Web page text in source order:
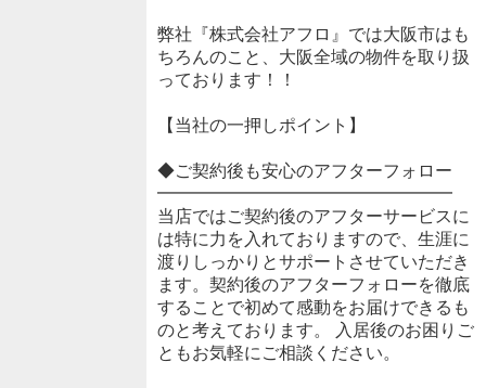
弊社『株式会社アフロ』では大阪市はも
ちろんのこと、大阪全域の物件を取り扱
っております！！
【当社の一押しポイント】
◆ご契約後も安心のアフターフォロー
━━━━━━━━━━━━━━━━━
当店ではご契約後のアフターサービスに
は特に力を入れておりますので、生涯に
渡りしっかりとサポートさせていただき
ます。契約後のアフターフォローを徹底
することで初めて感動をお届けできるも
のと考えております。 入居後のお困りご
ともお気軽にご相談ください。